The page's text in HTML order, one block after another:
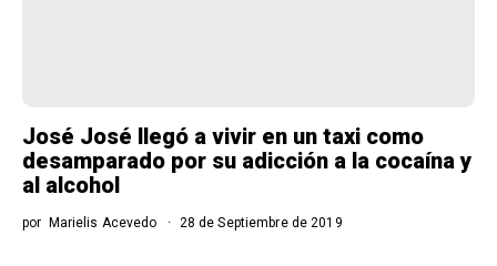
José José llegó a vivir en un taxi como
desamparado por su adicción a la cocaína y
al alcohol
por Marielis Acevedo 28 de Septiembre de 2019